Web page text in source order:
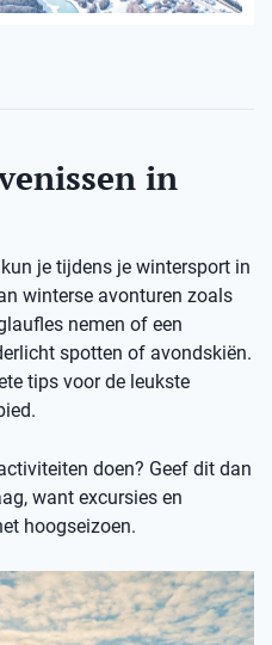
in
je tijdens je wintersport in
winterse avonturen zoals
nemen of een
spotten of avondskiën.
tips voor de leukste
doen? Geef dit dan
want excursies en
hoogseizoen.